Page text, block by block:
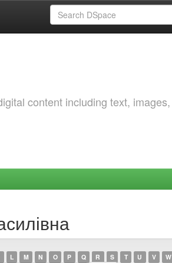
content including text, images,
L M N O P Q R S T U V W